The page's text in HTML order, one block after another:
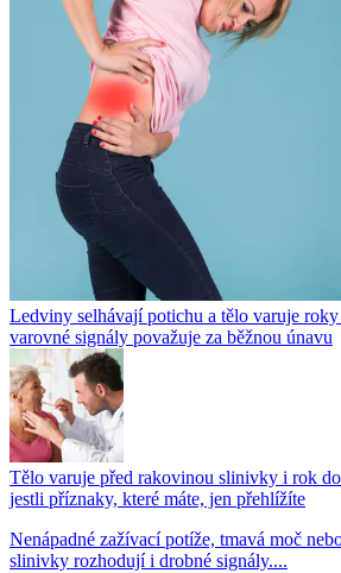
Ledviny selhávají potichu a tělo varuje
varovné signály považuje za běžnou únavu
Tělo varuje před rakovinou slinivky i rok
jestli příznaky, které máte, jen přehlížíte
Nenápadné zažívací potíže, tmavá moč
slinivky rozhodují i drobné signály....